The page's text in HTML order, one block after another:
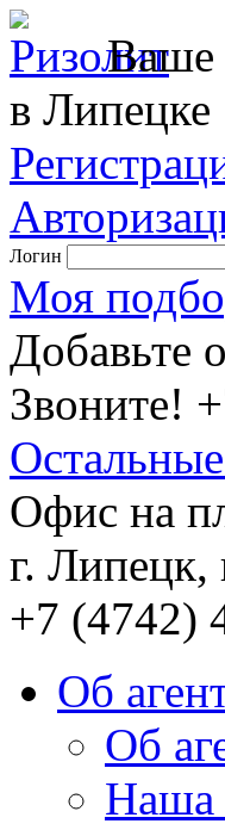
Ваше
в Липецке
Логин
Моя
Добавьте
Звоните!
Офис на
г. Липецк,
+7 (4742)
Об
Об
Наша